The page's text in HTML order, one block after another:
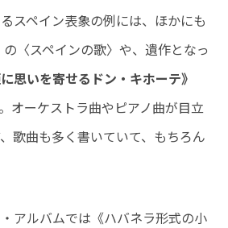
スペイン表象の例には、ほかにも
の〈スペインの歌〉や、遺作となっ
思いを寄せるドン・キホーテ》
オーケストラ曲やピアノ曲が目立
歌曲も多く書いていて、もちろん
アルバムでは《ハバネラ形式の小